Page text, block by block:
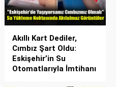
Akıllı Kart Dediler,
Cımbız Şart Oldu:
Eskişehir’in Su
Otomatlarıyla İmtihanı